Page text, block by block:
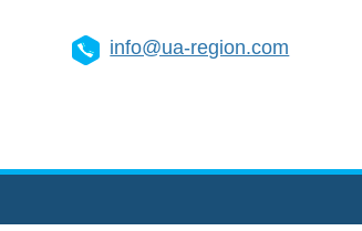
info@ua-region.com